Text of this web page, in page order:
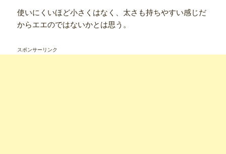
使いにくいほど小さくはなく、太さも持ちやすい感じだ
からエエのではないかとは思う。
スポンサーリンク